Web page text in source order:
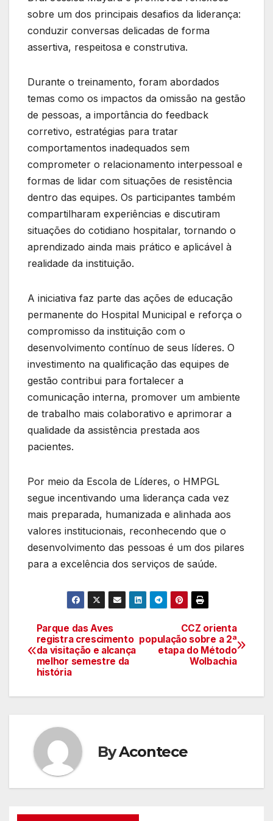
sobre um dos principais desafios da liderança:
conduzir conversas delicadas de forma
assertiva, respeitosa e construtiva.
Durante o treinamento, foram abordados
temas como os impactos da omissão na gestão
de pessoas, a importância do feedback
corretivo, estratégias para tratar
comportamentos inadequados sem
comprometer o relacionamento interpessoal e
formas de lidar com situações de resistência
dentro das equipes. Os participantes também
compartilharam experiências e discutiram
situações do cotidiano hospitalar, tornando o
aprendizado ainda mais prático e aplicável à
realidade da instituição.
A iniciativa faz parte das ações de educação
permanente do Hospital Municipal e reforça o
compromisso da instituição com o
desenvolvimento contínuo de seus líderes. O
investimento na qualificação das equipes de
gestão contribui para fortalecer a
comunicação interna, promover um ambiente
de trabalho mais colaborativo e aprimorar a
qualidade da assistência prestada aos
pacientes.
Por meio da Escola de Líderes, o HMPGL
segue incentivando uma liderança cada vez
mais preparada, humanizada e alinhada aos
valores institucionais, reconhecendo que o
desenvolvimento das pessoas é um dos pilares
para a excelência dos serviços de saúde.
Navegação
de
CCZ orienta
população sobre a 2ª
etapa do Método
Wolbachia
Parque das Aves
registra crescimento
da visitação e alcança
melhor semestre da
história
ByAcontece